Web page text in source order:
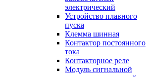
электрический
Устройство плавного
пуска
Клемма шинная
Контактор постоянного
тока
Контакторное реле
Модуль сигнальной